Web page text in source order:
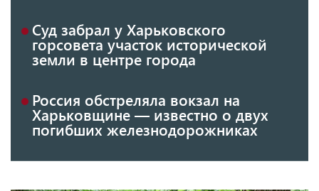
Суд забрал у Харьковского
горсовета участок исторической
земли в центре города
Россия обстреляла вокзал на
Харьковщине — известно о двух
погибших железнодорожниках